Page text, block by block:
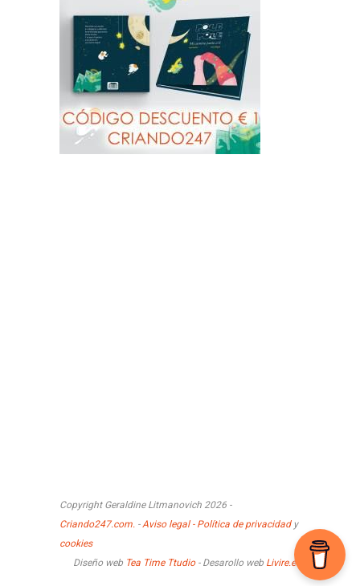
Copyright Geraldine Litmanovich 2026 -
Criando247.com. -Aviso legal - Política de privacidady
cookies
Diseño web Tea Time Ttudio- Desarollo web Livire.es